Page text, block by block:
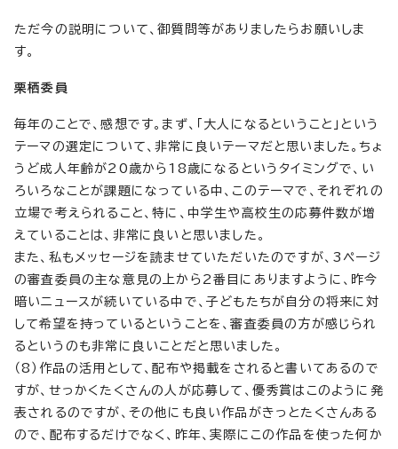
ただ今の説明について、御質問等がありましたらお願いしま
す。
栗栖委員
毎年のことで、感想です。まず、「大人になるということ」という
テーマの選定について、非常に良いテーマだと思いました。ちょ
うど成人年齢が20歳から18歳になるというタイミングで、い
ろいろなことが課題になっている中、このテーマで、それぞれの
立場で考えられること、特に、中学生や高校生の応募件数が増
えていることは、非常に良いと思いました。
また、私もメッセージを読ませていただいたのですが、3ページ
の審査委員の主な意見の上から2番目にありますように、昨今
暗いニュースが続いている中で、子どもたちが自分の将来に対
して希望を持っているということを、審査委員の方が感じられ
るというのも非常に良いことだと思いました。
（8）作品の活用として、配布や掲載をされると書いてあるので
すが、せっかくたくさんの人が応募して、優秀賞はこのように発
表されるのですが、その他にも良い作品がきっとたくさんある
ので、配布するだけでなく、昨年、実際にこの作品を使った何か